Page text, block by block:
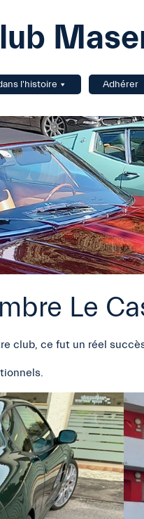
l'histoire Adhérer
Le
club, ce fut un réel